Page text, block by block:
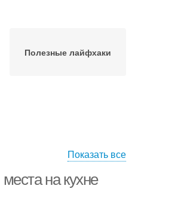
Полезные лайфхаки
Показать все
на кухне